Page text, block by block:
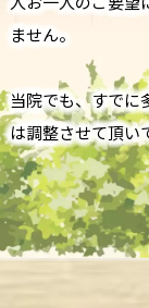
ません。
当院でも、すでに
は調整させて頂い